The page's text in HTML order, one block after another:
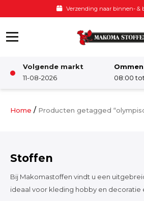
Verzending naar binnen- &
Volgende markt
11-08-2026
Ommen
08:00
Damesstoffen
Home / Producten getagged
Stoffen
Bij Makomastoffen vindt u een
ideaal voor kleding hobby en decoratie